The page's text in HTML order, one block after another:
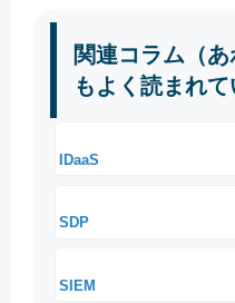
関連コラム（
もよく読まれて
IDaaS
SDP
SIEM